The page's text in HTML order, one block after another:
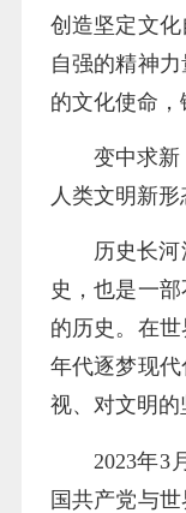
创造坚定文
自强的精神
的文化使命，
变中求
人类文明新
历史长
史，也是一
的历史。在
年代逐梦现
视、对文明的
2023年3
国共产党与